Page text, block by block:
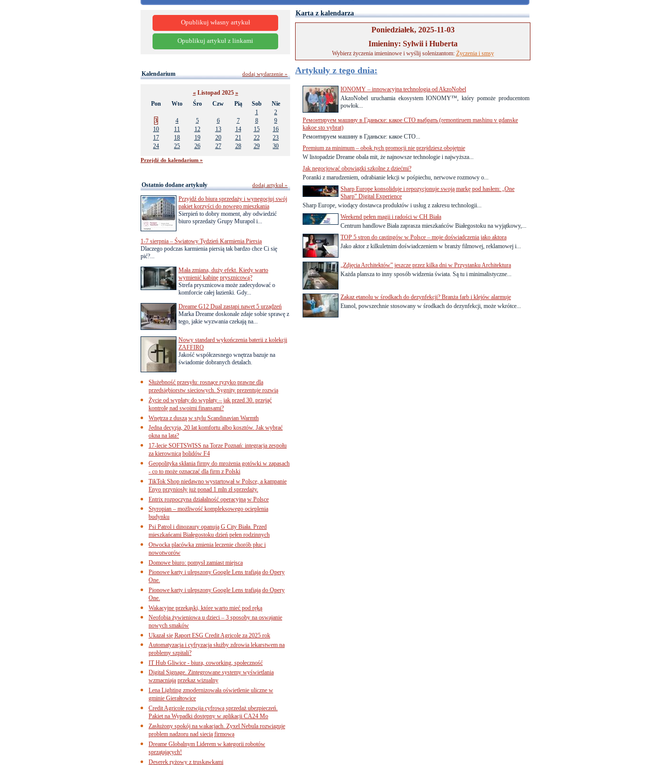
Karta z kalendarza
Poniedziałek, 2025-11-03
Imieniny: Sylwii i Huberta
Wybierz życzenia imieninowe i wyślij solenizantom: Życzenia i smsy
Artykuły z tego dnia:
IONOMY – innowacyjna technologia od AkzoNobel
AkzoNobel uruchamia ekosystem IONOMY™, który pomoże producentom
powłok...
Ремонтируем машину в Гданьске: какое СТО выбрать (remontiruem mashinu v gdanske
kakoe sto vybrat)
Ремонтируем машину в Гданьске: какое СТО...
Premium za minimum – obok tych promocji nie przejdziesz obojętnie
W listopadzie Dreame obala mit, że najnowsze technologie i najwyższa...
Jak negocjować obowiązki szkolne z dziećmi?
Poranki z marudzeniem, odrabianie lekcji w pośpiechu, nerwowe rozmowy o...
Sharp Europe konsoliduje i repozycjonuje swoją markę pod hasłem: „One
Sharp” Digital Experience
Sharp Europe, wiodący dostawca produktów i usług z zakresu technologii...
Weekend pełen magii i radości w CH Biała
Centrum handlowe Biała zaprasza mieszkańców Białegostoku na wyjątkowy,...
TOP 5 stron do castingów w Polsce – moje doświadczenia jako aktora
Jako aktor z kilkuletnim doświadczeniem w branży filmowej, reklamowej i...
„Zdjęcia Architektów” jeszcze przez kilka dni w Przystanku Architektura
Każda plansza to inny sposób widzenia świata. Są tu i minimalistyczne...
Zakaz etanolu w środkach do dezynfekcji? Branża farb i klejów alarmuje
Etanol, powszechnie stosowany w środkach do dezynfekcji, może wkrótce...
Opublikuj własny artykuł
Opublikuj artykuł z linkami
Kalendarium
«Listopad 2025 »
Pon
Wto Śro Czw Pią Sob
Nie
1
2
3
4 5 6 7 8
9
10
11 12 13 14 15
16
17
18 19 20 21 22
23
24
25 26 27 28 29 30
Przejdź do kalendarium »
dodaj wydarzenie »
Ostatnio dodane artykuły
Przyjdź do biura sprzedaży i wynegocjuj swój
pakiet korzyści do nowego mieszkania
Sierpień to dobry moment, aby odwiedzić
biuro sprzedaży Grupy Murapol i...
1-7 sierpnia – Światowy Tydzień Karmienia Piersią
Dlaczego podczas karmienia piersią tak bardzo chce Ci się
pić?...
Mała zmiana, duży efekt. Kiedy warto
wymienić kabinę prysznicową?
Strefa prysznicowa może zadecydować o
komforcie całej łazienki. Gdy...
Dreame G12 Dual zastąpi nawet 5 urządzeń
Marka Dreame doskonale zdaje sobie sprawę z
tego, jakie wyzwania czekają na...
Nowy standard wykończenia baterii z kolekcji
ZAFFIRO
Jakość współczesnego wnętrza bazuje na
świadomie dobranych detalach.
Służebność przesyłu: rosnące ryzyko prawne dla
przedsiębiorstw sieciowych. Sygnity prezentuje rozwią
Życie od wypłaty do wypłaty – jak przed 30. przejąć
kontrolę nad swoimi finansami?
Wnętrza z duszą w stylu Scandinavian Warmth
Jedna decyzja, 20 lat komfortu albo kosztów. Jak wybrać
okna na lata?
17-lecie SOFTSWISS na Torze Poznań: integracja zespołu
za kierownicą bolidów F4
Geopolityka skłania firmy do mrożenia gotówki w zapasach
- co to może oznaczać dla firm z Polski
TikTok Shop niedawno wystartował w Polsce, a kampanie
Enyo przyniosły już ponad 1 mln zł sprzedaży.
Entrix rozpoczyna działalność operacyjną w Polsce
Styropian – możliwość kompleksowego ocieplenia
budynku
Psi Patrol i dinozaury opanują G City Biała. Przed
mieszkańcami Białegostoku dzień pełen rodzinnych
Otwocka placówka zmienia leczenie chorób płuc i
nowotworów
Domowe biuro: pomysł zamiast miejsca
Pionowe karty i ulepszony Google Lens trafiają do Opery
One.
Pionowe karty i ulepszony Google Lens trafiają do Opery
One.
Wakacyjne przekąski, które warto mieć pod ręką
Neofobia żywieniowa u dzieci – 3 sposoby na oswajanie
nowych smaków
Ukazał się Raport ESG Credit Agricole za 2025 rok
Automatyzacja i cyfryzacja służby zdrowia lekarstwem na
problemy szpitali?
IT Hub Gliwice - biura, coworking, społeczność
Digital Signage. Zintegrowane systemy wyświetlania
wzmacniają przekaz wizualny
Lena Lighting zmodernizowała oświetlenie uliczne w
gminie Gierałtowice
Credit Agricole rozwija cyfrową sprzedaż ubezpieczeń.
Pakiet na Wypadki dostępny w aplikacji CA24 Mo
Zasłużony spokój na wakacjach. Zyxel Nebula rozwiązuje
problem nadzoru nad siecią firmową
Dreame Globalnym Liderem w kategorii robotów
sprzątających!
Deserek ryżowy z truskawkami
dodaj artykuł »